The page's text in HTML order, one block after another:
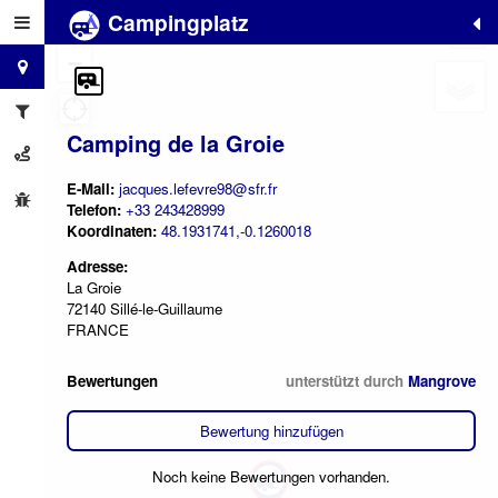
Campingplatz
Camping de la Groie
E-Mail: jacques.lefevre98@sfr.fr
Telefon: +33 243428999
Koordinaten: 48.1931741,-0.1260018
Adresse:
La Groie
72140 Sillé-le-Guillaume
FRANCE
Bewertungen unterstützt durch Mangrove
Bewertung hinzufügen
Noch keine Bewertungen vorhanden.
+
−